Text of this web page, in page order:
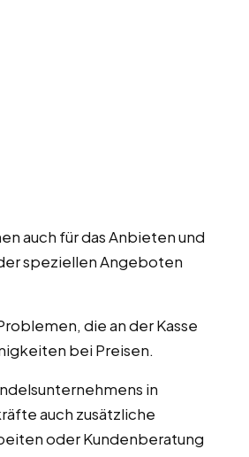
auch für das Anbieten und
speziellen Angeboten
die an der Kasse
bei Preisen.
in
auch zusätzliche
oder Kundenberatung